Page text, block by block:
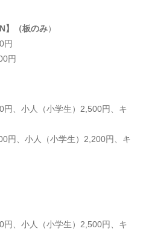
】（板のみ）
円
円
、小人（小学生）2,500円、キ
円、小人（小学生）2,200円、キ
、小人（小学生）2,500円、キ